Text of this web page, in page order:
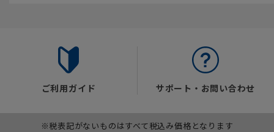
ご利用ガイド サポート・お問い合わせ
※税表記がないものはすべて税込み価格となります